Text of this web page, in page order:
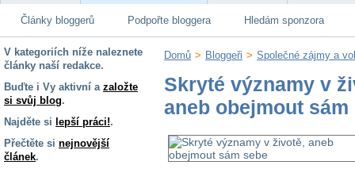
Články bloggerů Podpořte bloggera Hledám sponzora
V kategoriích níže naleznete
články naší redakce.
Buďte i Vy aktivní a založte
si svůj blog.
Najděte si lepší práci!.
Přečtěte si nejnovější
článek.
Domů > Bloggeři > Společné zájmy a
Skryté významy v
aneb obejmout sám